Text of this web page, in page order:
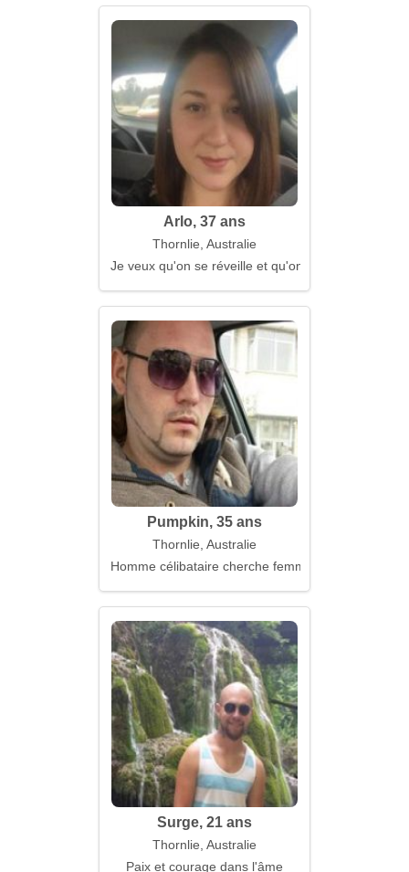
Arlo, 37 ans
Thornlie, Australie
Je veux qu'on se réveille et qu'on rie ensemble
Pumpkin, 35 ans
Thornlie, Australie
Homme célibataire cherche femme
Surge, 21 ans
Thornlie, Australie
Paix et courage dans l'âme